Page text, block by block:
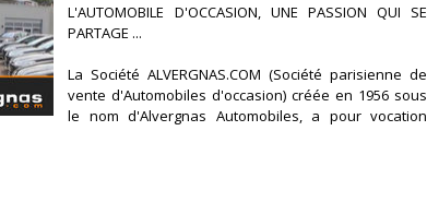
L'AUTOMOBILE D'OCCASION, UNE PASSION QUI SE
PARTAGE ...
La Société ALVERGNAS.COM (Société parisienne de
vente d'Automobiles d'occasion) créée en 1956 sous
le nom d'Alvergnas Automobiles, a pour vocation